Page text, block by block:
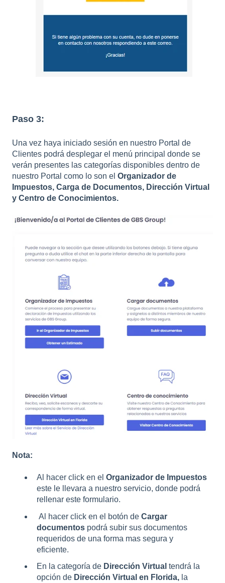
Paso 3:
Una vez haya iniciado sesión en nuestro Portal de
Clientes podrá desplegar el menú principal donde se
verán presentes las categorías disponibles dentro de
nuestro Portal como lo son el Organizador de
Impuestos, Carga de Documentos, Dirección Virtual
y Centro de Conocimientos.
Nota:
Al hacer click en el Organizador de Impuestos
este le llevara a nuestro servicio, donde podrá
rellenar este formulario.
Al hacer click en el botón de Cargar
documentos podrá subir sus documentos
requeridos de una forma mas segura y
eficiente.
En la categoría de Dirección Virtual tendrá la
opción de Dirección Virtual en Florida, la